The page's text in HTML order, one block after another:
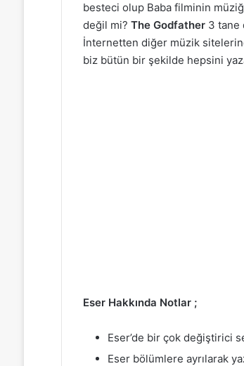
besteci olup Baba filminin
değil mi? The Godfather 3 tane
İnternetten diğer müzik
biz bütün bir şekilde hepsini
Eser Hakkında Notlar ;
Eser’de bir çok değiştirici
Eser bölümlere ayrılarak